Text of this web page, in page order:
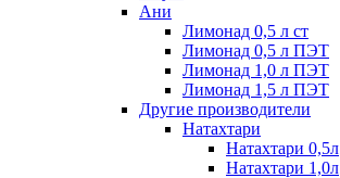
Ани
Лимонад 0,5 л ст
Лимонад 0,5 л ПЭТ
Лимонад 1,0 л ПЭТ
Лимонад 1,5 л ПЭТ
Другие производители
Натахтари
Натахтари 0,5л
Натахтари 1,0л